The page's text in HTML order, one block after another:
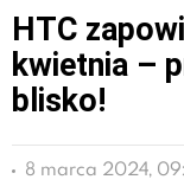
HTC
kwietnia –
blisko!
8 marca 2024,